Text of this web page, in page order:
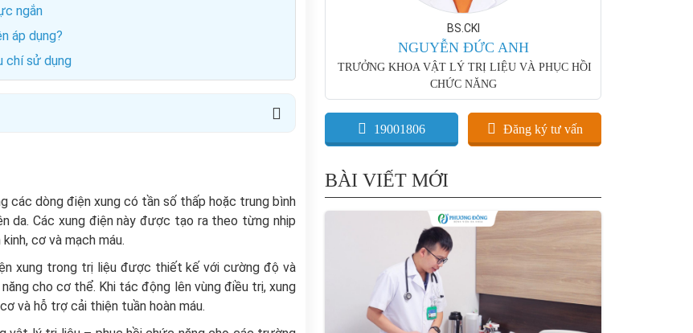
ngắn
áp dụng?
chí sử dụng
các dòng điện xung có tần số thấp hoặc trung bình
Các xung điện này được tạo ra theo từng nhịp
cơ và mạch máu.
xung trong trị liệu được thiết kế với cường độ và
cho cơ thể. Khi tác động lên vùng điều trị, xung
và hỗ trợ cải thiện tuần hoàn máu.
BS.CKI
NGUYỄN ĐỨC ANH
TRƯỞNG KHOA VẬT LÝ TRỊ LIỆU VÀ PHỤC HỒI
CHỨC NĂNG
19001806 Đăng ký tư vấn
BÀI VIẾT MỚI